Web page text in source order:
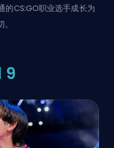
的CS:GO职业选手成长为
9